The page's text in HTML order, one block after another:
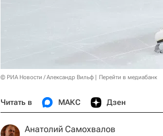
© РИА Новости / Александр Вильф Перейти в медиабанк
Читать в МАКС Дзен
Анатолий Самохвалов